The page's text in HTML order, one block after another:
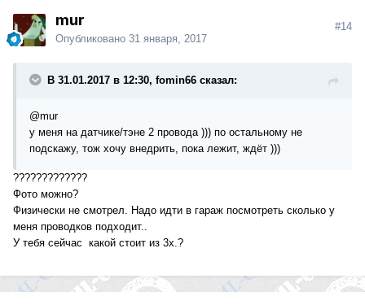
mur
Опубликовано 31 января, 2017
#14
В 31.01.2017 в 12:30, fomin66 сказал:
@mur
у меня на датчике/тэне 2 провода ))) по остальному не
подскажу, тож хочу внедрить, пока лежит, ждёт )))
?????????????
Фото можно?
Физически не смотрел. Надо идти в гараж посмотреть сколько у
меня проводков подходит..
У тебя сейчас какой стоит из 3х.?